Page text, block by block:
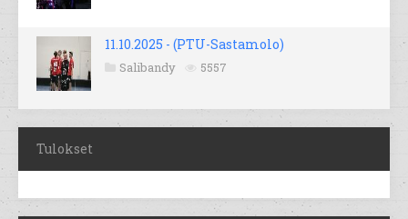
11.10.2025 - (PTU-Sastamolo)
Salibandy 5557
Tulokset